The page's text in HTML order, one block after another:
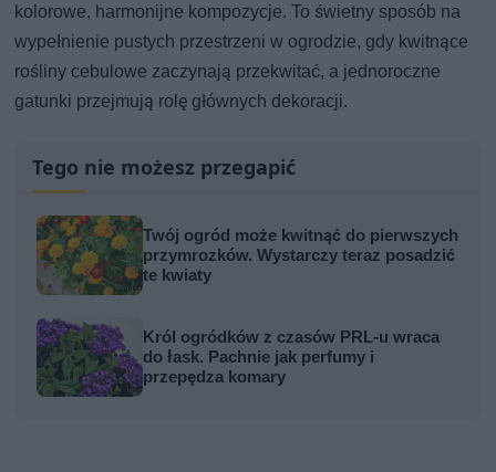
kolorowe, harmonijne kompozycje. To świetny sposób na
wypełnienie pustych przestrzeni w ogrodzie, gdy kwitnące
rośliny cebulowe zaczynają przekwitać, a jednoroczne
gatunki przejmują rolę głównych dekoracji.
Tego nie możesz przegapić
Twój ogród może kwitnąć do pierwszych
przymrozków. Wystarczy teraz posadzić
te kwiaty
Król ogródków z czasów PRL-u wraca
do łask. Pachnie jak perfumy i
przepędza komary